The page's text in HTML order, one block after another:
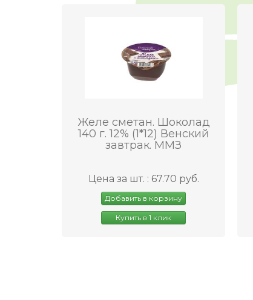
Желе сметан. Шоколад
140 г. 12% (1*12) Венский
завтрак. ММЗ
Цена за шт. : 67.70 руб.
Добавить в корзину
Купить в 1 клик